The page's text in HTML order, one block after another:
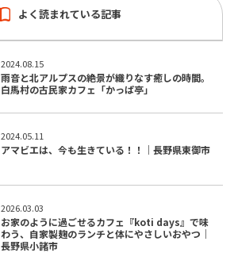
よく読まれている記事
2024.08.15
雨音と北アルプスの絶景が織りなす癒しの時間。
白馬村の古民家カフェ「かっぱ亭」
2024.05.11
アマビエは、今も生きている！！｜長野県東御市
2026.03.03
お家のように過ごせるカフェ『koti days』で味
わう、自家製麹のランチと体にやさしいおやつ｜
長野県小諸市